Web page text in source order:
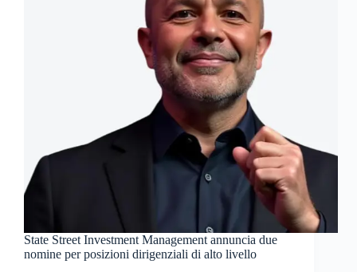
State Street Investment Management annuncia due
nomine per posizioni dirigenziali di alto livello